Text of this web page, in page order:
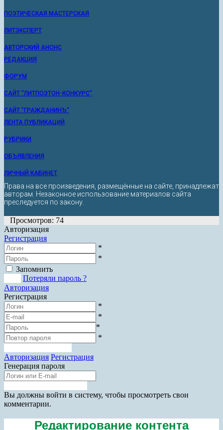
ПОЭТИЧЕСКАЯ МАСТЕРСКАЯ
ЛИТЭКСПЕРТ
АВТОРСКИЙ АНОНС
РЕДАКЦИЯ
ФОРУМ
САЙТ "ЛИТПОЭТОН-КОНКУРС"
САЙТ "ГРАЖДАНИНЪ"
ЛЕНТА ПУБЛИКАЦИЙ
РУБРИКИ
ОБЪЯВЛЕНИЯ
ЛИЧНЫЙ КАБИНЕТ
Права на все произведения, размещённые на сайте, принадлежат
авторам. Незаконное использование материалов сайта
преследуется по закону.
Просмотров: 74
Авторизация
Регистрация
*
*
Запомнить
Потеряли пароль ?
Авторизация
Регистрация
*
*
*
*
Авторизация Регистрация
Генерация пароля
Прокрутка
вверх
Вы должны войти в систему, чтобы просмотреть свои
комментарии.
Редактирование контента